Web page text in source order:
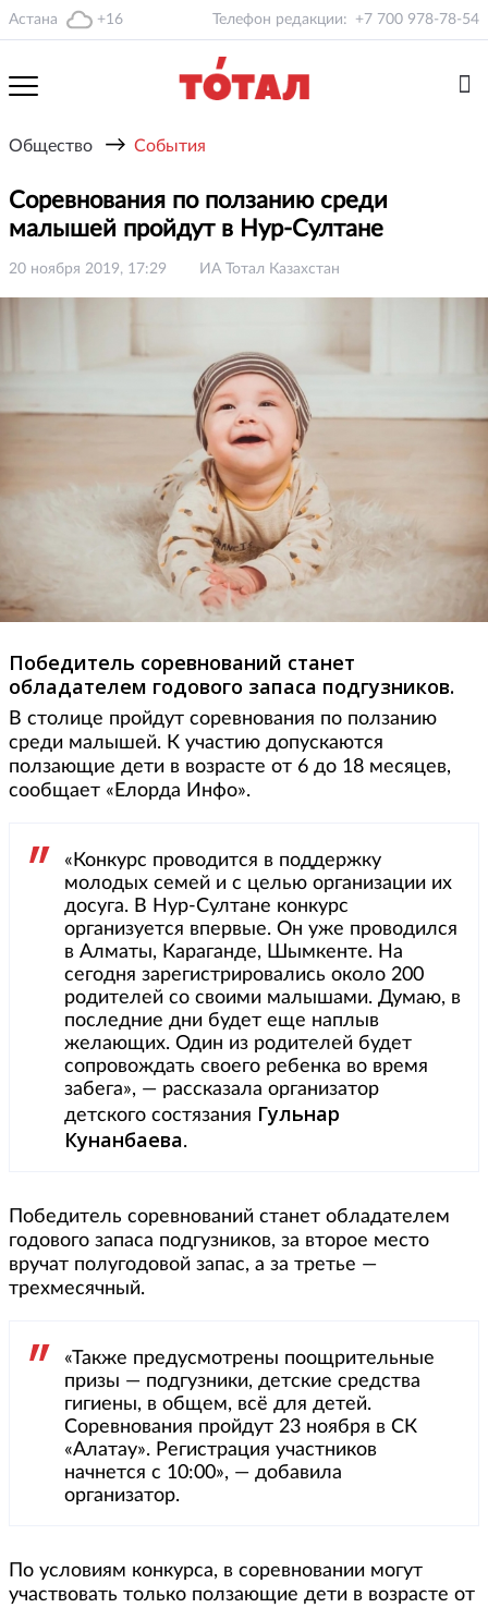
Астана +16 Телефон редакции: +7 700 978-78-54
Общество → События
Соревнования по ползанию среди
малышей пройдут в Нур-Султане
20 ноября 2019, 17:29 ИА Тотал Казахстан
Победитель соревнований станет
обладателем годового запаса подгузников.
В столице пройдут соревнования по ползанию
среди малышей. К участию допускаются
ползающие дети в возрасте от 6 до 18 месяцев,
сообщает «Елорда Инфо».
«Конкурс проводится в поддержку
молодых семей и с целью организации их
досуга. В Нур-Султане конкурс
организуется впервые. Он уже проводился
в Алматы, Караганде, Шымкенте. На
сегодня зарегистрировались около 200
родителей со своими малышами. Думаю, в
последние дни будет еще наплыв
желающих. Один из родителей будет
сопровождать своего ребенка во время
забега», — рассказала организатор
детского состязания Гульнар
Кунанбаева.
Победитель соревнований станет обладателем
годового запаса подгузников, за второе место
вручат полугодовой запас, а за третье —
трехмесячный.
«Также предусмотрены поощрительные
призы — подгузники, детские средства
гигиены, в общем, всё для детей.
Соревнования пройдут 23 ноября в СК
«Алатау». Регистрация участников
начнется с 10:00», — добавила
организатор.
По условиям конкурса, в соревновании могут
участвовать только ползающие дети в возрасте от